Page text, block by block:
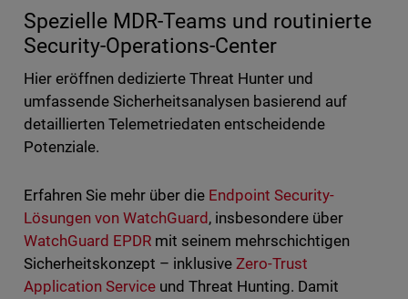
Spezielle MDR-Teams und routinierte
Security-Operations-Center
Hier eröffnen dedizierte Threat Hunter und
umfassende Sicherheitsanalysen basierend auf
detaillierten Telemetriedaten entscheidende
Potenziale.
Erfahren Sie mehr über die Endpoint Security-
Lösungen von WatchGuard , insbesondere über
WatchGuard EPDRmit seinem mehrschichtigen
Sicherheitskonzept – inklusive Zero-Trust
Application Serviceund Threat Hunting. Damit